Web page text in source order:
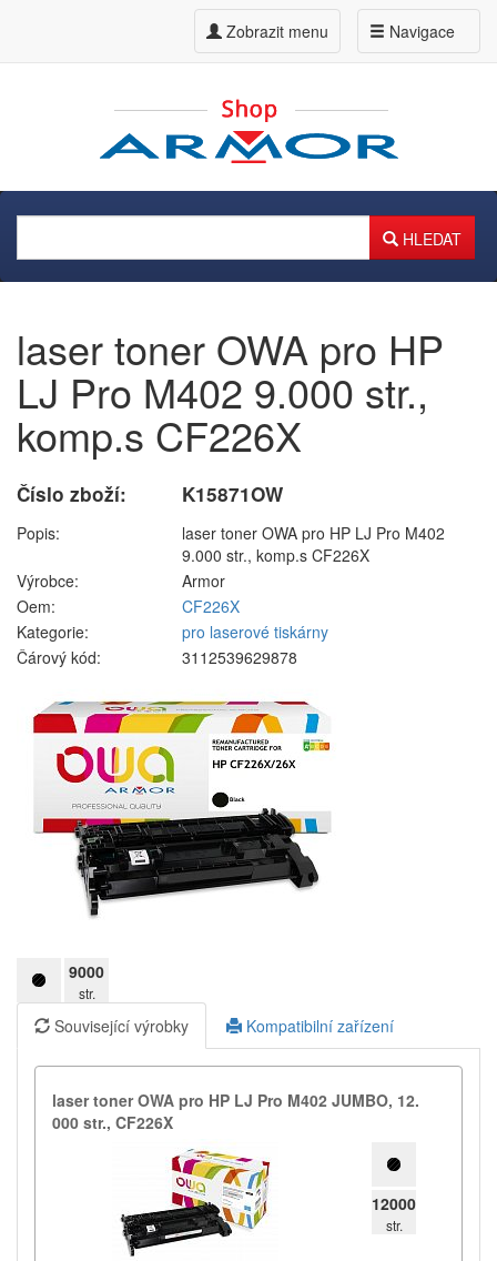
Navigace
Zobrazit menu
HLEDAT
laser toner OWA pro HP
LJ Pro M402 9.000 str.,
komp.s CF226X
Číslo zboží: K15871OW
Popis:
laser toner OWA pro HP LJ Pro M402
9.000 str., komp.s CF226X
Výrobce:
Armor
Oem:
CF226X
Kategorie:
pro laserové tiskárny
Čárový kód:
3112539629878
9000
str.
Související výrobky Kompatibilní zařízení
laser toner OWA pro HP LJ Pro M402 JUMBO,​ 12.​
000 str.​,​ CF226X
12000
str.